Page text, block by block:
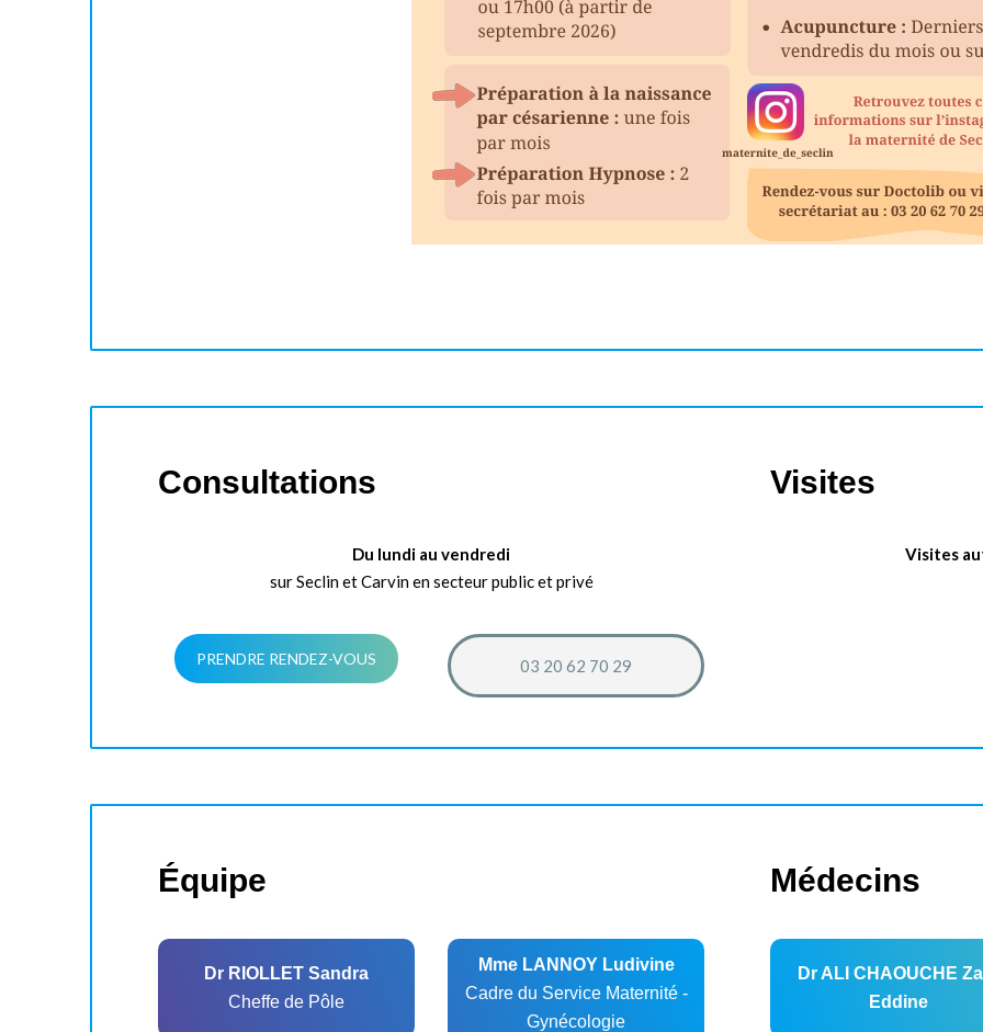
Consultations
Du lundi au vendredi
sur Seclin et Carvin en secteur public et privé
PRENDRE RENDEZ-VOUS 03 20 62 70 29
Visites
Visites
Équipe
Dr RIOLLET Sandra
Cheffe de Pôle
Mme LANNOY Ludivine
Cadre du Service Maternité -
Gynécologie
Médecins
Dr ALI CHAOUCHE
Eddine